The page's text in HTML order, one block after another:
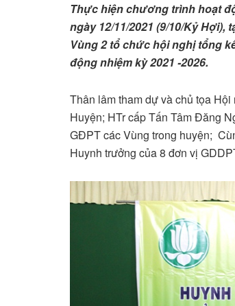
Thực hiện chương trình hoạt
ngày 12/11/2021 (9/10/Kỷ
Vùng 2 tổ chức hội nghị tổng
động nhiệm kỳ 2021 -2026.
Thân lâm tham dự và chủ tọa
Huyện; HTr cấp Tấn Tâm Đăng
GĐPT các Vùng trong huyện;
Huynh trưởng của 8 đơn vị